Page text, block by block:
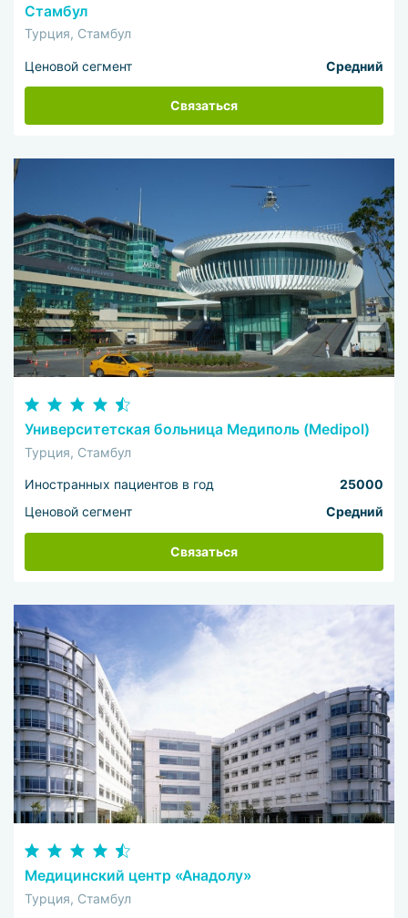
Стамбул
Турция, Стамбул
Ценовой сегмент Средний
Связаться
Университетская больница Медиполь (Medipol)
Турция, Стамбул
Иностранных пациентов в год
25000
Ценовой сегмент
Средний
Связаться
Медицинский центр «Анадолу»
Турция, Стамбул